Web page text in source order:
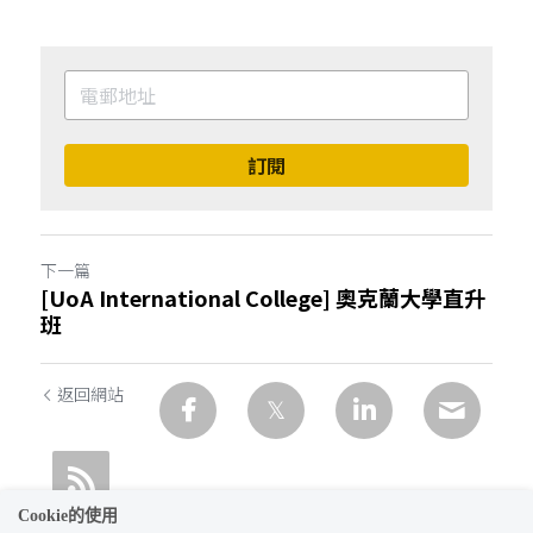
訂閱
下一篇
[UoA International College] 奧克蘭大學直升
班
返回網站
Cookie的使用